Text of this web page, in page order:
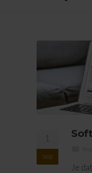
1
sep
Je